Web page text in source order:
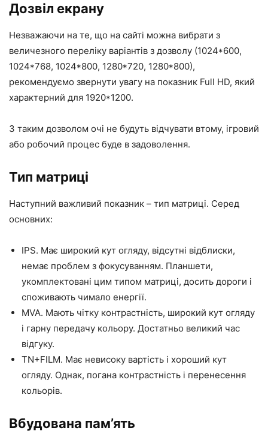
Дозвіл екрану
Незважаючи на те, що на сайті можна вибрати з
величезного переліку варіантів з дозволу (1024*600,
1024*768, 1024*800, 1280*720, 1280*800),
рекомендуємо звернути увагу на показник Full HD, який
характерний для 1920*1200.
З таким дозволом очі не будуть відчувати втому, ігровий
або робочий процес буде в задоволення.
Тип матриці
Наступний важливий показник – тип матриці. Серед
основних:
IPS. Має широкий кут огляду, відсутні відблиски,
немає проблем з фокусуванням. Планшети,
укомплектовані цим типом матриці, досить дороги і
споживають чимало енергії.
MVA. Мають чітку контрастність, широкий кут огляду
і гарну передачу кольору. Достатньо великий час
відгуку.
TN+FILM. Має невисоку вартість і хороший кут
огляду. Однак, погана контрастність і перенесення
кольорів.
Вбудована пам’ять